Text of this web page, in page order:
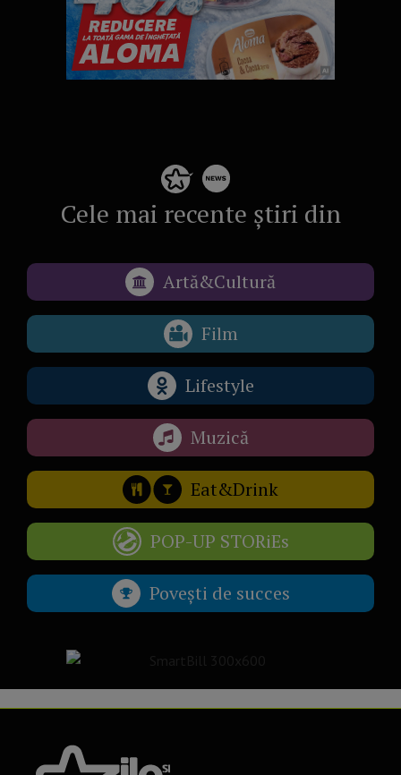
Cele mai recente știri din
Artă&Cultură
Film
Lifestyle
Muzică
Eat&Drink
POP-UP STORiEs
Povești de succes